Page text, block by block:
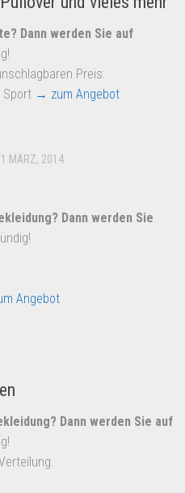
Dann werden Sie auf
Preis:
Sport → zum Angebot
MÄRZ, 2014
Dann werden Sie
Angebot
Dann werden Sie auf